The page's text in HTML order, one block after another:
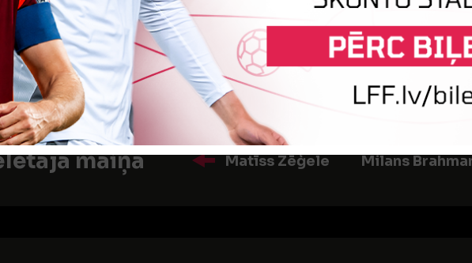
maiņa Leonards Livčāns Mārtiņš
maiņa Matīss Zēģele Milans